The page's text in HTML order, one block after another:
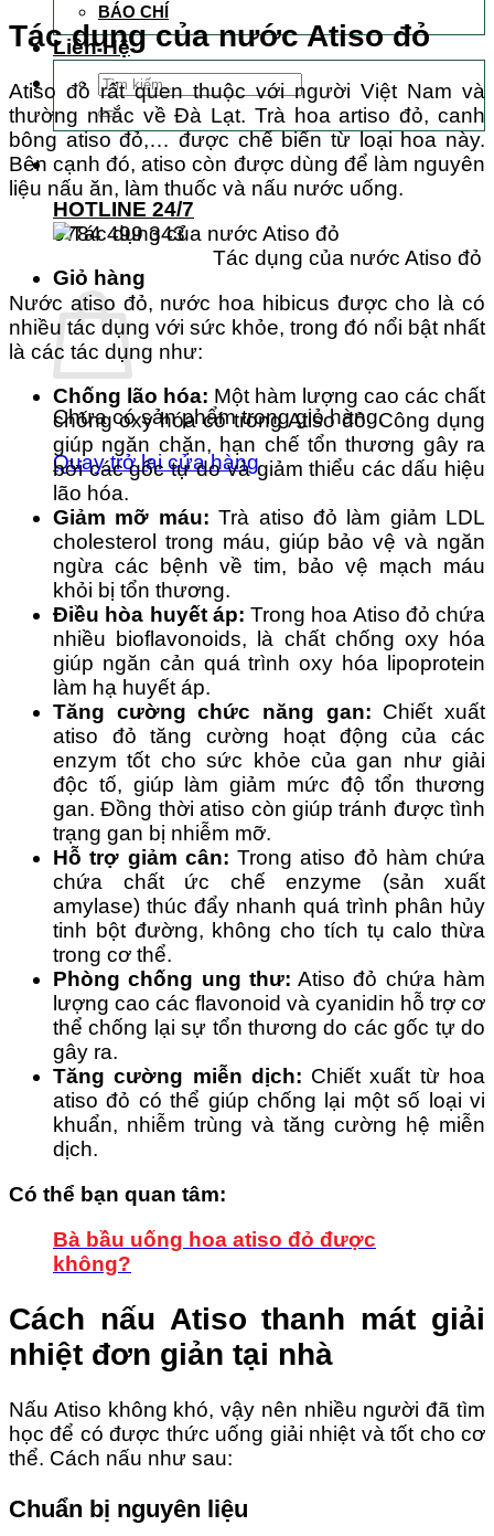
BÁO CHÍ
Liên Hệ
Tìm
kiếm:
HOTLINE 24/7
0784 499 343
Giỏ hàng
Chưa có sản phẩm trong giỏ hàng.
Quay trở lại cửa hàng
Tác dụng của nước Atiso đỏ
Atiso đỏ rất quen thuộc với người Việt Nam và
thường nhắc về Đà Lạt. Trà hoa artiso đỏ, canh
bông atiso đỏ,… được chế biến từ loại hoa này.
Bên cạnh đó, atiso còn được dùng để làm nguyên
liệu nấu ăn, làm thuốc và nấu nước uống.
Tác dụng của nước Atiso đỏ
Nước atiso đỏ, nước hoa hibicus được cho là có
nhiều tác dụng với sức khỏe, trong đó nổi bật nhất
là các tác dụng như:
Chống lão hóa: Một hàm lượng cao các chất
chống oxy hóa có trong Atiso đỏ. Công dụng
giúp ngăn chặn, hạn chế tổn thương gây ra
bởi các gốc tự do và giảm thiểu các dấu hiệu
lão hóa.
Giảm mỡ máu: Trà atiso đỏ làm giảm LDL
cholesterol trong máu, giúp bảo vệ và ngăn
ngừa các bệnh về tim, bảo vệ mạch máu
khỏi bị tổn thương.
Điều hòa huyết áp: Trong hoa Atiso đỏ chứa
nhiều bioflavonoids, là chất chống oxy hóa
giúp ngăn cản quá trình oxy hóa lipoprotein
làm hạ huyết áp.
Tăng cường chức năng gan: Chiết xuất
atiso đỏ tăng cường hoạt động của các
enzym tốt cho sức khỏe của gan như giải
độc tố, giúp làm giảm mức độ tổn thương
gan. Đồng thời atiso còn giúp tránh được tình
trạng gan bị nhiễm mỡ.
Hỗ trợ giảm cân: Trong atiso đỏ hàm chứa
chứa chất ức chế enzyme (sản xuất
amylase) thúc đẩy nhanh quá trình phân hủy
tinh bột đường, không cho tích tụ calo thừa
trong cơ thể.
Phòng chống ung thư: Atiso đỏ chứa hàm
lượng cao các flavonoid và cyanidin hỗ trợ cơ
thể chống lại sự tổn thương do các gốc tự do
gây ra.
Tăng cường miễn dịch: Chiết xuất từ hoa
atiso đỏ có thể giúp chống lại một số loại vi
khuẩn, nhiễm trùng và tăng cường hệ miễn
dịch.
Có thể bạn quan tâm:
Bà bầu uống hoa atiso đỏ được
không?
Cách nấu Atiso thanh mát giải
nhiệt đơn giản tại nhà
Nấu Atiso không khó, vậy nên nhiều người đã tìm
học để có được thức uống giải nhiệt và tốt cho cơ
thể. Cách nấu như sau:
Chuẩn bị nguyên liệu